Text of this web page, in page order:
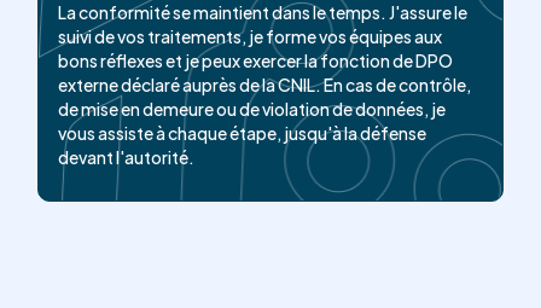
La conformité se maintient dans le temps. J'assure le
suivi de vos traitements, je forme vos équipes aux
bons réflexes et je peux exercer la fonction de DPO
externe déclaré auprès de la CNIL. En cas de contrôle,
de mise en demeure ou de violation de données, je
vous assiste à chaque étape, jusqu'à la défense
devant l'autorité.